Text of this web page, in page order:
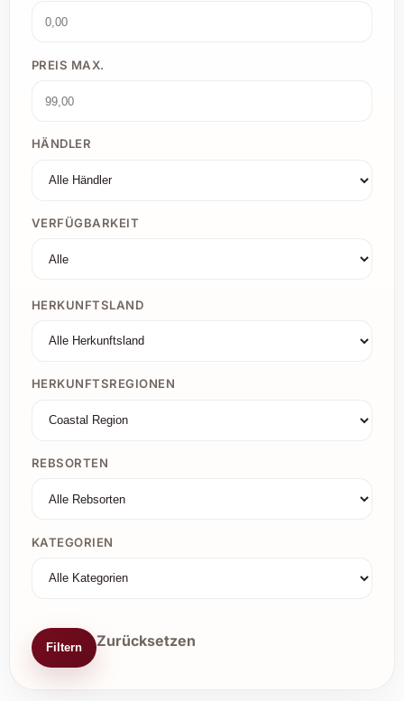
PREIS MAX.
HÄNDLER
VERFÜGBARKEIT
HERKUNFTSLAND
HERKUNFTSREGIONEN
REBSORTEN
KATEGORIEN
Filtern Zurücksetzen